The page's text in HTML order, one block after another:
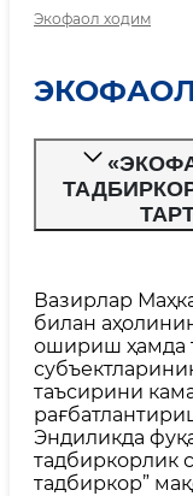
Экофаол ходим
Вазирлар
билан
ошириш ҳамда
таъсирини
Эндиликда
тадбиркорлик
тадбиркор”